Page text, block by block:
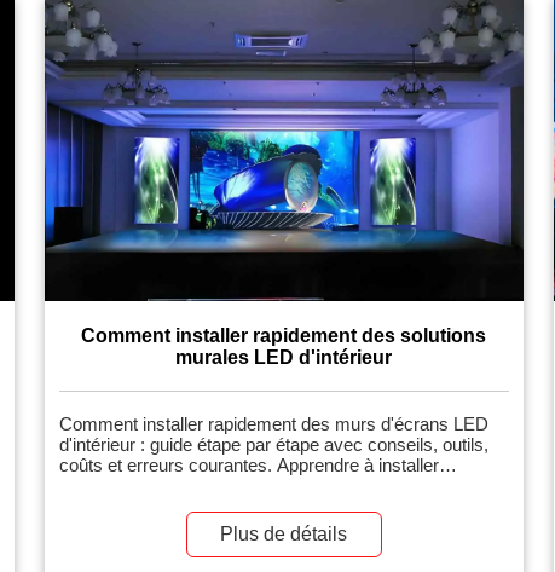
Comment installer rapidement des solutions
murales LED d'intérieur
Comment installer rapidement des murs d'écrans LED
d'intérieur : guide étape par étape avec conseils, outils,
coûts et erreurs courantes. Apprendre à installer
installation professionnelle pour les événements, les
bureaux, les espaces commerciaux ou les home
Plus de détails